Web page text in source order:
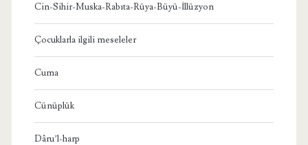
Cin-Sihir-Muska-Rabıta-Rüya-Büyü-İllüzyon
Çocuklarla ilgili meseleler
Cuma
Cünüplük
Dâru’l-harp